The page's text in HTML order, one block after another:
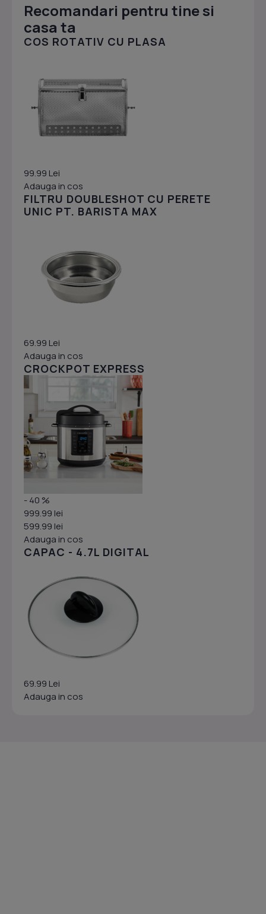
Recomandari pentru tine si
casa ta
COS ROTATIV CU PLASA
99.99 Lei
Adauga in cos
FILTRU DOUBLESHOT CU PERETE
UNIC PT. BARISTA MAX
69.99 Lei
Adauga in cos
CROCKPOT EXPRESS
- 40 %
999.99 lei
599.99 lei
Adauga in cos
CAPAC - 4.7L DIGITAL
69.99 Lei
Adauga in cos